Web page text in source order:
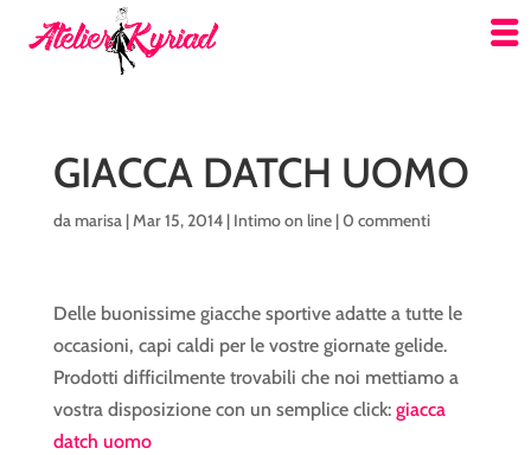
GIACCA DATCH UOMO
damarisa|Mar 15, 2014| Intimo on line|0 commenti
Delle buonissime giacche sportive adatte a tutte le
occasioni, capi caldi per le vostre giornate gelide.
Prodotti difficilmente trovabili che noi mettiamo a
vostra disposizione con un semplice click: giacca
datch uomo